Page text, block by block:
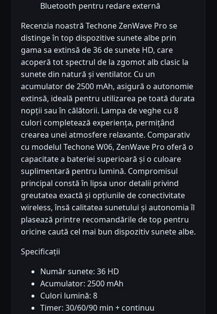
Bluetooth pentru redare externă
Recenzia noastră Techone ZenWave Pro se
distinge în top dispozitive sunete albe prin
gama sa extinsă de 36 de sunete HD, care
acoperă tot spectrul de la zgomot alb clasic la
sunete din natură și ventilator. Cu un
acumulator de 2500 mAh, asigură o autonomie
extinsă, ideală pentru utilizarea pe toată durata
nopții sau în călătorii. Lampa de veghe cu 8
culori completează experiența, permițând
crearea unei atmosfere relaxante. Comparativ
cu modelul Techone W06, ZenWave Pro oferă o
capacitate a bateriei superioară și o culoare
suplimentară pentru lumină. Compromisul
principal constă în lipsa unor detalii privind
greutatea exactă și opțiunile de conectivitate
wireless, însă calitatea sunetului și autonomia îl
plasează printre recomandările de top pentru
oricine caută cel mai bun dispozitiv sunete albe.
Specificații
Număr sunete: 36 HD
Acumulator: 2500 mAh
Culori lumină: 8
Timer: 30/60/90 min + continuu